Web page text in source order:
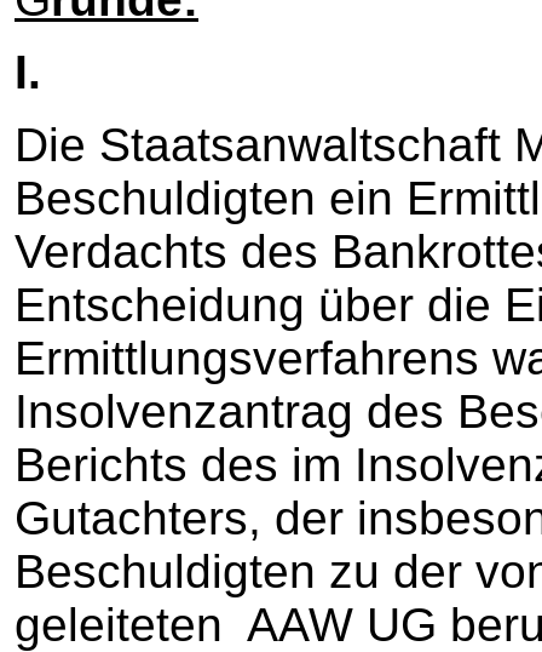
I.
Die Staatsanwaltschaft
Beschuldigten ein
Verdachts des
Entscheidung über die
Ermittlungsverfahrens
Insolvenzantrag des
Berichts des im
Gutachters, der
Beschuldigten zu der
geleiteten AAW UG